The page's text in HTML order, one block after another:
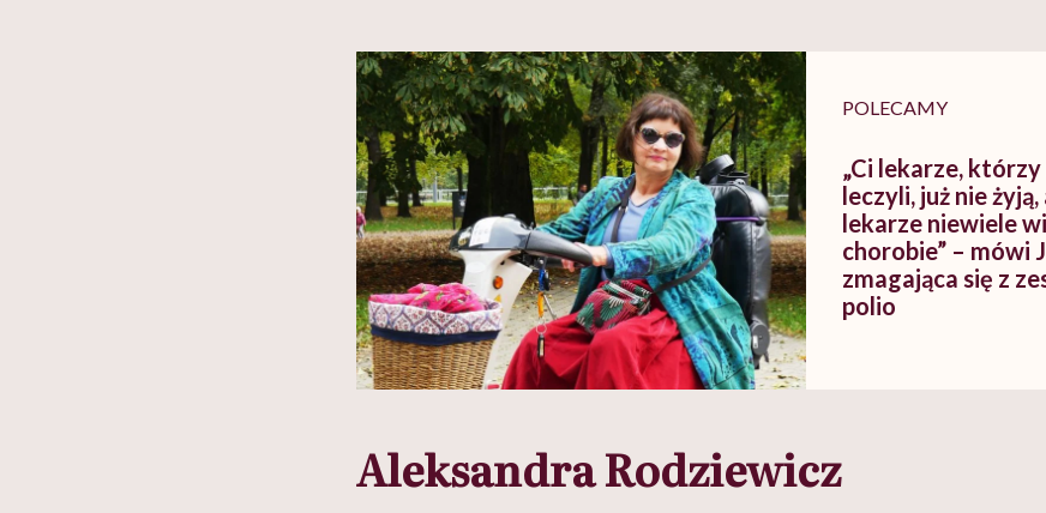
POLECAMY
„Ci lekarze,
leczyli, już nie
lekarze niewiele
chorobie” – mówi
zmagająca się z
polio
Aleksandra Rodziewicz